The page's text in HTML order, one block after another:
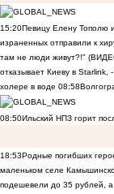
15:20Певицу Елену Тополю
израненных отправили к
там не люди живут?!"
отказывает Киеву в Starlink,
холере в воде 08:58
08:50Ильский НПЗ горит
18:53Родные погибших
маленьком селе
подешевели до 35 рублей,